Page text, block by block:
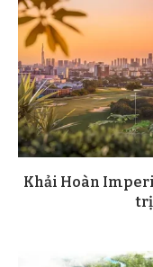
Khải Hoàn
trị